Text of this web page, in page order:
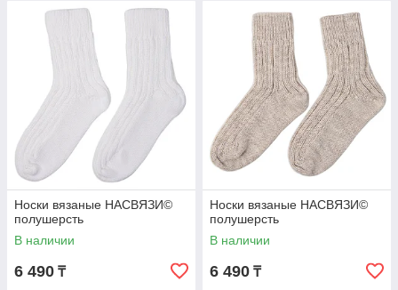
Носки вязаные НАСВЯЗИ©
полушерсть
В наличии
6 490 ₸
Носки вязаные НАСВЯЗИ©
полушерсть
В наличии
6 490 ₸